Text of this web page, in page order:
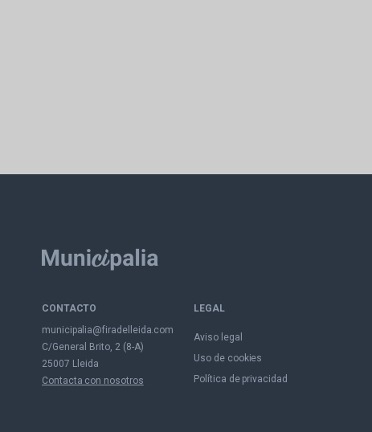
CONTACTO
municipalia@firadelleida.com
C/General Brito, 2 (8-A)
25007 Lleida
Contacta con nosotros
LEGAL
Aviso legal
Uso de cookies
Política de privacidad